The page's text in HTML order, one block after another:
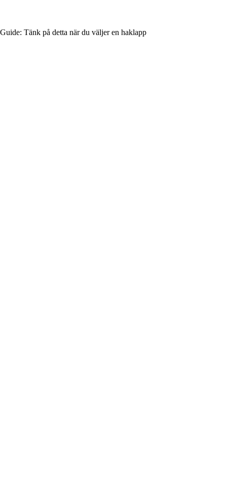
Guide: Tänk på detta när du väljer en haklapp